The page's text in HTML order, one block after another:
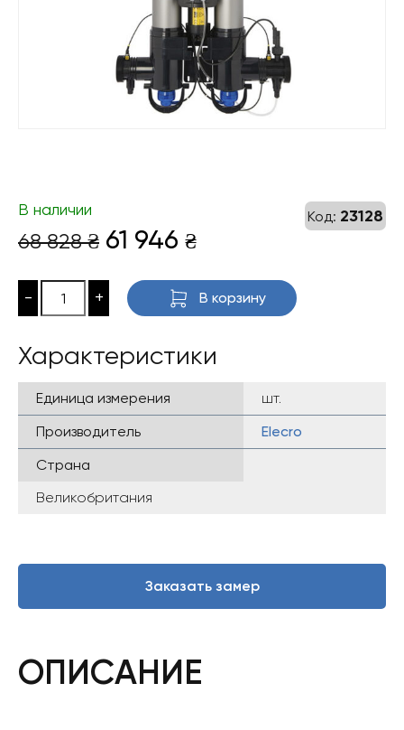
Код: 23128
В наличии
68 828₴ Первоначальная
составляла
68
828 ₴.
61 946 ₴Текущая
61
946 ₴.
- + В корзину
Характеристики
Единица измерения
шт.
Производитель
Elecro
Страна
Великобритания
Заказать замер
ОПИСАНИЕ